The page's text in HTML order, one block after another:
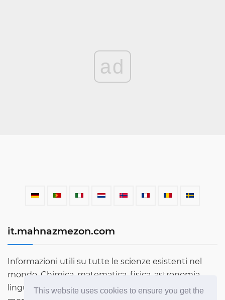
This website uses cookies to ensure you get the
ad
it.mahnazmezon.com
Informazioni utili su tutte le scienze esistenti nel
mondo. Chimica, matematica, fisica, astronomia,
lingue, letteratura e molto altro. Scopri di più sul